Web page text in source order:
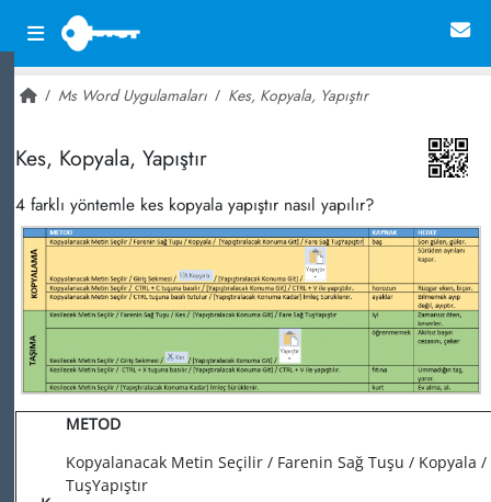
Ms Word Uygulamaları Kes, Kopyala, Yapıştır
Kes, Kopyala, Yapıştır
4 farklı yöntemle kes kopyala yapıştır nasıl yapılır?
METOD
Kopyalanacak Metin Seçilir / Farenin Sağ Tuşu / Kopyala
TuşYapıştır